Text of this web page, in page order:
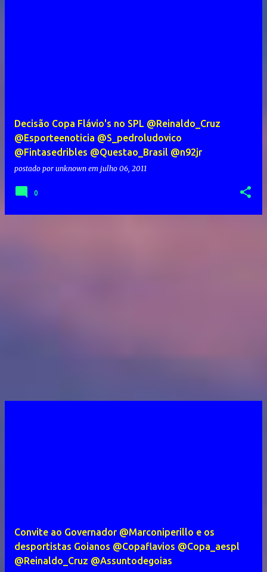
Decisão Copa Flávio's no SPL @Reinaldo_Cruz
@Esporteenoticia @S_pedroludovico
@Fintasedribles @Questao_Brasil @n92jr
postado por unknown em julho 06, 2011
0
Convite ao Governador @Marconiperillo e os
desportistas Goianos @Copaflavios @Copa_aespl
@Reinaldo_Cruz @Assuntodegoias